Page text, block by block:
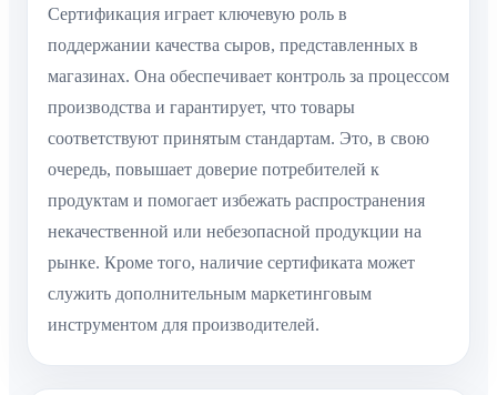
Сертификация играет ключевую роль в
поддержании качества сыров, представленных в
магазинах. Она обеспечивает контроль за процессом
производства и гарантирует, что товары
соответствуют принятым стандартам. Это, в свою
очередь, повышает доверие потребителей к
продуктам и помогает избежать распространения
некачественной или небезопасной продукции на
рынке. Кроме того, наличие сертификата может
служить дополнительным маркетинговым
инструментом для производителей.